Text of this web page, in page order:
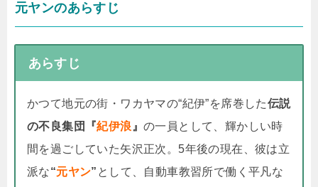
元ヤンのあらすじ
あらすじ
かつて地元の街・ワカヤマの“紀伊”を席巻した伝説
の不良集団『紀伊浪 』の一員として、輝かしい時
間を過ごしていた矢沢正次。5年後の現在、彼は立
派な“元ヤン” として、自動車教習所で働く平凡な